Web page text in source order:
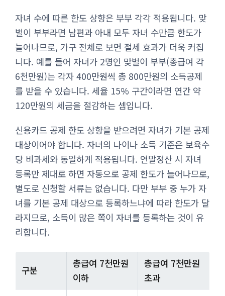
자녀 수에 따른 한도 상향은 부부 각각 적용됩니다. 맞
벌이 부부라면 남편과 아내 모두 자녀 수만큼 한도가
늘어나므로, 가구 전체로 보면 절세 효과가 더욱 커집
니다. 예를 들어 자녀가 2명인 맞벌이 부부(총급여 각
6천만원)는 각자 400만원씩 총 800만원의 소득공제
를 받을 수 있습니다. 세율 15% 구간이라면 연간 약
120만원의 세금을 절감하는 셈입니다.
신용카드 공제 한도 상향을 받으려면 자녀가 기본 공제
대상이어야 합니다. 자녀의 나이나 소득 기준은 보육수
당 비과세와 동일하게 적용됩니다. 연말정산 시 자녀
등록만 제대로 하면 자동으로 공제 한도가 늘어나므로,
별도로 신청할 서류는 없습니다. 다만 부부 중 누가 자
녀를 기본 공제 대상으로 등록하느냐에 따라 한도가 달
라지므로, 소득이 많은 쪽이 자녀를 등록하는 것이 유
리합니다.
구분
총급여 7천만원
이하
총급여 7천만원
초과